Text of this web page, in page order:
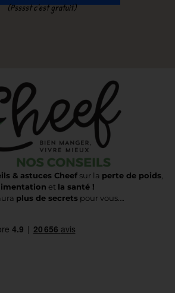
(Psssst c’est gratuit)
& astuces Cheefsur la perte de poids,
et la santé !
plus de secretspour vous….